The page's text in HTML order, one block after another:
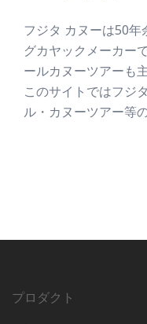
フジタ カヌーは50
グカヤックメーカー
ールカヌーツアーも
このサイトではフジ
ル・カヌーツアー等
プロダクト